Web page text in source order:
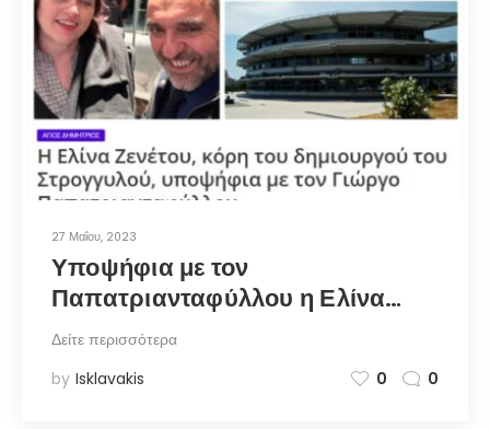
27 Μαΐου, 2023
Υποψήφια με τον
Παπατριανταφύλλου η Ελίνα
Ζενέτου, κόρη του δημιουργού
του Στρογγυλού – notia.gr
Δείτε περισσότερα
by Isklavakis 0 0